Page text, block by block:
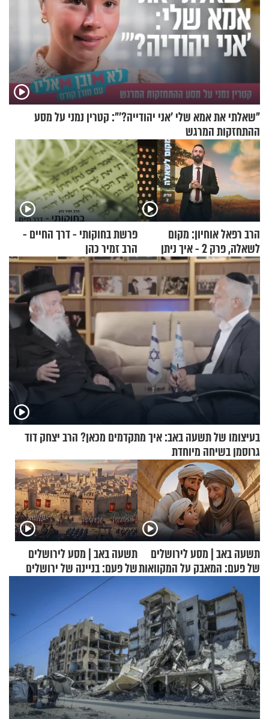
"שאלתי את אמא שלי 'אני יהודייה?'": קטרין נמני על מסע
ההתחזקות המרגש
הרב רפאל אוחיון: מקום
לשאלה, פרק 2 - איך ניתן
להוכיח שהתורה משמיים?
פרשת בחוקותי - דרך החיים -
הרב זמיר כהן
בעיצומו של תשעה באב: איך מתקדמים מכאן? הרב יצחק דוד
גרוסמן בשיחה מיוחדת
תשעה באב | מסע לירושלים
של פעם: המאבק על המקוואות
תשעה באב | מסע לירושלים
של פעם: בניינה של ירושלים